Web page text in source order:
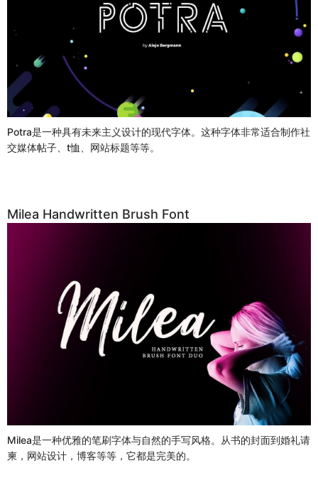
Potra是一种具有未来主义设计的现代字体。这种字体非常适合制作社
交媒体帖子、t恤、网站标题等等。
Milea Handwritten Brush Font
Milea是一种优雅的笔刷字体与自然的手写风格。从书的封面到婚礼请
柬，网站设计，博客等等，它都是完美的。